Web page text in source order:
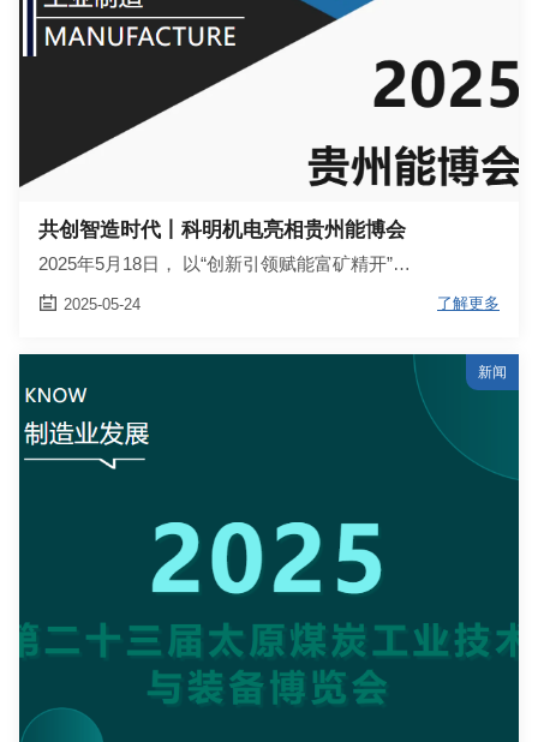
共创智造时代丨科明机电亮相贵州能博会
2025年5月18日， 以“创新引领赋能富矿精开”…
 2025-05-24 了解更多
新闻